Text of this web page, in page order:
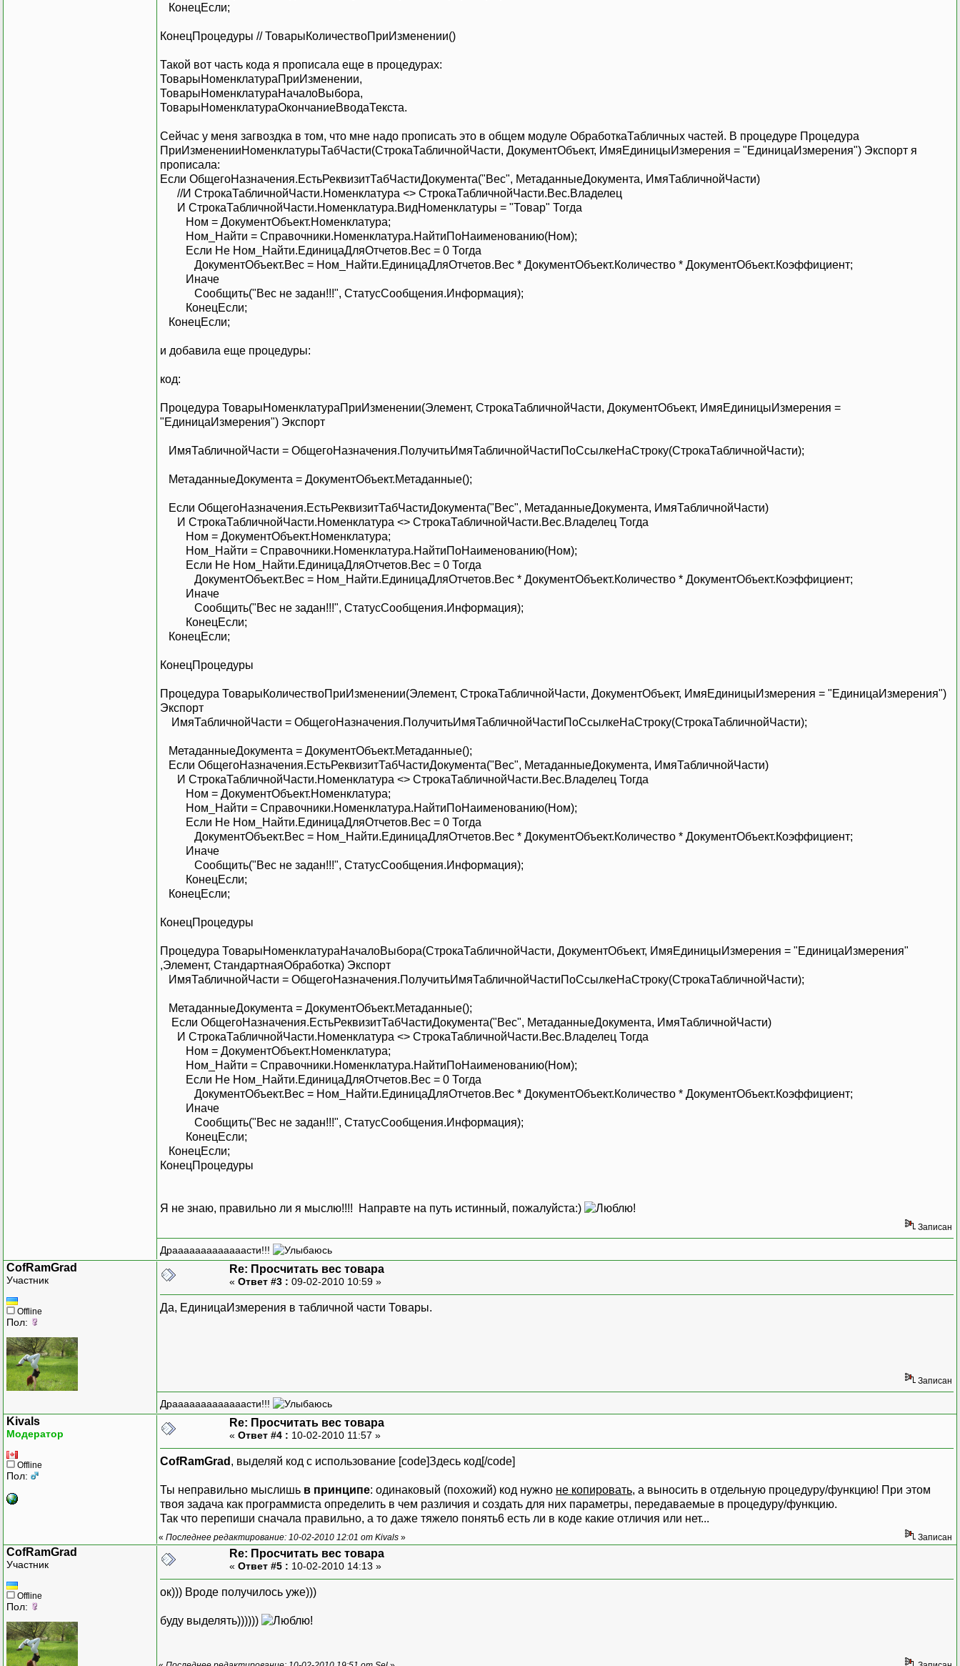
КонецЕсли;
КонецПроцедуры // ТоварыКоличествоПриИзменении()
Такой вот часть кода я прописала еще в процедурах:
ТоварыНоменклатураПриИзменении,
ТоварыНоменклатураНачалоВыбора,
ТоварыНоменклатураОкончаниеВводаТекста.
Сейчас у меня загвоздка в том, что мне надо прописать это в общем модуле ОбработкаТабличных частей. В процедуре Процедура
ПриИзмененииНоменклатурыТабЧасти(СтрокаТабличнойЧасти, ДокументОбъект, ИмяЕдиницыИзмерения = "ЕдиницаИзмерения") Экспорт я
прописала:
Если ОбщегоНазначения.ЕстьРеквизитТабЧастиДокумента("Вес", МетаданныеДокумента, ИмяТабличнойЧасти)
//И СтрокаТабличнойЧасти.Номенклатура <> СтрокаТабличнойЧасти.Вес.Владелец
И СтрокаТабличнойЧасти.Номенклатура.ВидНоменклатуры = "Товар" Тогда
Ном = ДокументОбъект.Номенклатура;
Ном_Найти = Справочники.Номенклатура.НайтиПоНаименованию(Ном);
Если Не Ном_Найти.ЕдиницаДляОтчетов.Вес = 0 Тогда
ДокументОбъект.Вес = Ном_Найти.ЕдиницаДляОтчетов.Вес * ДокументОбъект.Количество * ДокументОбъект.Коэффициент;
Иначе
Сообщить("Вес не задан!!!", СтатусСообщения.Информация);
КонецЕсли;
КонецЕсли;
и добавила еще процедуры:
код:
Процедура ТоварыНоменклатураПриИзменении(Элемент, СтрокаТабличнойЧасти, ДокументОбъект, ИмяЕдиницыИзмерения =
"ЕдиницаИзмерения") Экспорт
ИмяТабличнойЧасти = ОбщегоНазначения.ПолучитьИмяТабличнойЧастиПоСсылкеНаСтроку(СтрокаТабличнойЧасти);
МетаданныеДокумента = ДокументОбъект.Метаданные();
Если ОбщегоНазначения.ЕстьРеквизитТабЧастиДокумента("Вес", МетаданныеДокумента, ИмяТабличнойЧасти)
И СтрокаТабличнойЧасти.Номенклатура <> СтрокаТабличнойЧасти.Вес.Владелец Тогда
Ном = ДокументОбъект.Номенклатура;
Ном_Найти = Справочники.Номенклатура.НайтиПоНаименованию(Ном);
Если Не Ном_Найти.ЕдиницаДляОтчетов.Вес = 0 Тогда
ДокументОбъект.Вес = Ном_Найти.ЕдиницаДляОтчетов.Вес * ДокументОбъект.Количество * ДокументОбъект.Коэффициент;
Иначе
Сообщить("Вес не задан!!!", СтатусСообщения.Информация);
КонецЕсли;
КонецЕсли;
КонецПроцедуры
Процедура ТоварыКоличествоПриИзменении(Элемент, СтрокаТабличнойЧасти, ДокументОбъект, ИмяЕдиницыИзмерения = "ЕдиницаИзмерения")
Экспорт
ИмяТабличнойЧасти = ОбщегоНазначения.ПолучитьИмяТабличнойЧастиПоСсылкеНаСтроку(СтрокаТабличнойЧасти);
МетаданныеДокумента = ДокументОбъект.Метаданные();
Если ОбщегоНазначения.ЕстьРеквизитТабЧастиДокумента("Вес", МетаданныеДокумента, ИмяТабличнойЧасти)
И СтрокаТабличнойЧасти.Номенклатура <> СтрокаТабличнойЧасти.Вес.Владелец Тогда
Ном = ДокументОбъект.Номенклатура;
Ном_Найти = Справочники.Номенклатура.НайтиПоНаименованию(Ном);
Если Не Ном_Найти.ЕдиницаДляОтчетов.Вес = 0 Тогда
ДокументОбъект.Вес = Ном_Найти.ЕдиницаДляОтчетов.Вес * ДокументОбъект.Количество * ДокументОбъект.Коэффициент;
Иначе
Сообщить("Вес не задан!!!", СтатусСообщения.Информация);
КонецЕсли;
КонецЕсли;
КонецПроцедуры
Процедура ТоварыНоменклатураНачалоВыбора(СтрокаТабличнойЧасти, ДокументОбъект, ИмяЕдиницыИзмерения = "ЕдиницаИзмерения"
,Элемент, СтандартнаяОбработка) Экспорт
ИмяТабличнойЧасти = ОбщегоНазначения.ПолучитьИмяТабличнойЧастиПоСсылкеНаСтроку(СтрокаТабличнойЧасти);
МетаданныеДокумента = ДокументОбъект.Метаданные();
Если ОбщегоНазначения.ЕстьРеквизитТабЧастиДокумента("Вес", МетаданныеДокумента, ИмяТабличнойЧасти)
И СтрокаТабличнойЧасти.Номенклатура <> СтрокаТабличнойЧасти.Вес.Владелец Тогда
Ном = ДокументОбъект.Номенклатура;
Ном_Найти = Справочники.Номенклатура.НайтиПоНаименованию(Ном);
Если Не Ном_Найти.ЕдиницаДляОтчетов.Вес = 0 Тогда
ДокументОбъект.Вес = Ном_Найти.ЕдиницаДляОтчетов.Вес * ДокументОбъект.Количество * ДокументОбъект.Коэффициент;
Иначе
Сообщить("Вес не задан!!!", СтатусСообщения.Информация);
КонецЕсли;
КонецЕсли;
КонецПроцедуры
Я не знаю, правильно ли я мыслю!!!! Направте на путь истинный, пожалуйста:)
Записан
Драаааааааааааасти!!!
CofRamGrad
Участник
Offline
Пол:
Re: Просчитать вес товара
« Ответ #3 : 09-02-2010 10:59 »
Да, ЕдиницаИзмерения в табличной части Товары.
Записан
Драаааааааааааасти!!!
Kivals
Модератор
Offline
Пол:
Re: Просчитать вес товара
« Ответ #4 : 10-02-2010 11:57 »
CofRamGrad , выделяй код с использование [code]Здесь код[/code]
Ты неправильно мыслишь в принципе: одинаковый (похожий) код нужно не копировать, а выносить в отдельную процедуру/функцию! При этом
твоя задача как программиста определить в чем различия и создать для них параметры, передаваемые в процедуру/функцию.
Так что перепиши сначала правильно, а то даже тяжело понять6 есть ли в коде какие отличия или нет...
« Последнее редактирование: 10-02-2010 12:01 от Kivals » Записан
CofRamGrad
Участник
Offline
Пол:
Re: Просчитать вес товара
« Ответ #5 : 10-02-2010 14:13 »
ок))) Вроде получилось уже)))
буду выделять))))))